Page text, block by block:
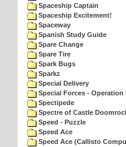
Spaceship Captain
Spaceship Excitement!
Spaceway
Spanish Study Guide
Spare Change
Spare Tire
Spark Bugs
Sparkz
Special Delivery
Special Forces - Operation
Spectipede
Spectre of Castle
Speed - Puzzle
Speed Ace
Speed Ace (Callisto